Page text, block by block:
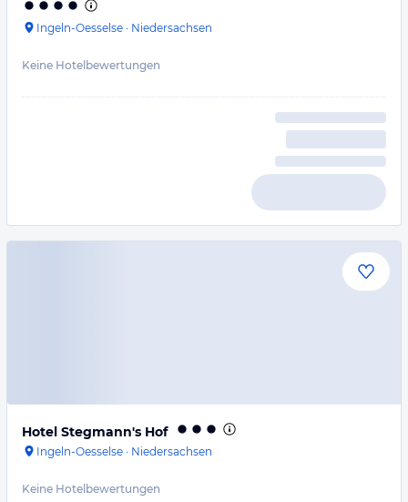
Ingeln-Oesselse · Niedersachsen
Keine Hotelbewertungen
Hotel Stegmann's Hof
Ingeln-Oesselse · Niedersachsen
Keine Hotelbewertungen